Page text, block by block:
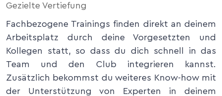
Gezielte Vertiefung
Fachbezogene Trainings finden direkt an deinem
Arbeitsplatz durch deine Vorgesetzten und
Kollegen statt, so dass du dich schnell in das
Team und den Club integrieren kannst.
Zusätzlich bekommst du weiteres Know-how mit
der Unterstützung von Experten in deinem